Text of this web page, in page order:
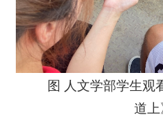
图 人文学部学生
道上